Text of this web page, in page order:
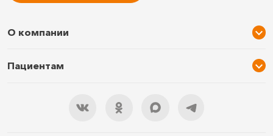
О компании
Услуги и цены
Пациентам
Подарочный сертификат